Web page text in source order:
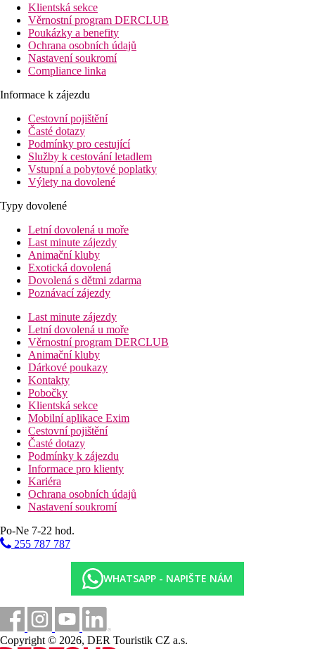
Klientská sekce
Věrnostní program DERCLUB
Poukázky a benefity
Ochrana osobních údajů
Nastavení soukromí
Compliance linka
Informace k zájezdu
Cestovní pojištění
Časté dotazy
Podmínky pro cestující
Služby k cestování letadlem
Vstupní a pobytové poplatky
Výlety na dovolené
Typy dovolené
Letní dovolená u moře
Last minute zájezdy
Animační kluby
Exotická dovolená
Dovolená s dětmi zdarma
Poznávací zájezdy
Last minute zájezdy
Letní dovolená u moře
Věrnostní program DERCLUB
Animační kluby
Dárkové poukazy
Kontakty
Pobočky
Klientská sekce
Mobilní aplikace Exim
Cestovní pojištění
Časté dotazy
Podmínky k zájezdu
Informace pro klienty
Kariéra
Ochrana osobních údajů
Nastavení soukromí
Po-Ne 7-22 hod.
255 787 787
WHATSAPP - NAPIŠTE NÁM
Copyright © 2026, DER Touristik CZ a.s.